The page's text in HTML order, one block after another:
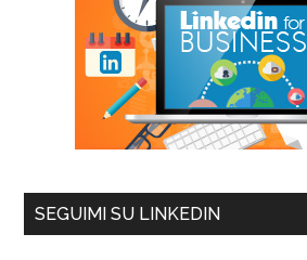
SEGUIMI SU LINKEDIN